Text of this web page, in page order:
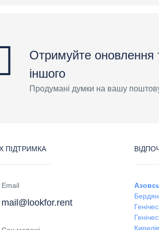
Отримуйте оновлення
іншого
Продумані думки на вашу
ПІДТРИМКА
Email
mail@lookfor.rent